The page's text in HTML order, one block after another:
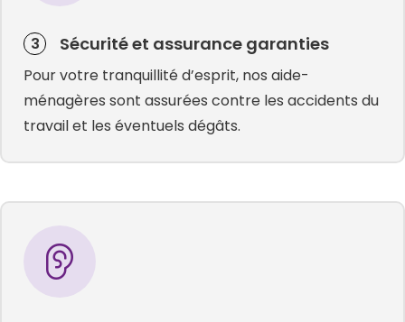
3 Sécurité et assurance garanties
Pour votre tranquillité d’esprit, nos aide-
ménagères sont assurées contre les accidents du
travail et les éventuels dégâts.